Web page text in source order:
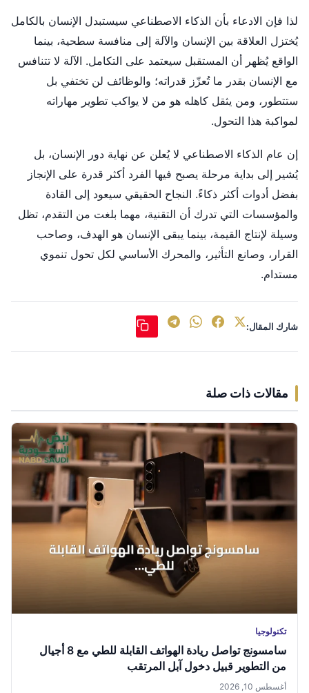
لذا فإن الادعاء بأن الذكاء الاصطناعي سيستبدل الإنسان بالكامل
يُختزل العلاقة بين الإنسان والآلة إلى منافسة سطحية، بينما
الواقع يُظهر أن المستقبل سيعتمد على التكامل. الآلة لا تتنافس
مع الإنسان بقدر ما تُعزّز قدراته؛ والوظائف لن تختفي بل
ستتطور، ومن يثقل كاهله هو من لا يواكب تطوير مهاراته
لمواكبة هذا التحول.
إن عام الذكاء الاصطناعي لا يُعلن عن نهاية دور الإنسان، بل
يُشير إلى بداية مرحلة يصبح فيها الفرد أكثر قدرة على الإنجاز
بفضل أدوات أكثر ذكاءً. النجاح الحقيقي سيعود إلى القادة
والمؤسسات التي تدرك أن التقنية، مهما بلغت من التقدم، تظل
وسيلة لإنتاج القيمة، بينما يبقى الإنسان هو الهدف، وصاحب
القرار، وصانع التأثير، والمحرك الأساسي لكل تحول تنموي
مستدام.
شارك المقال:
مقالات ذات صلة
تكنولوجيا
سامسونج تواصل ريادة الهواتف القابلة للطي مع 8 أجيال
من التطوير قبيل دخول آبل المرتقب
أغسطس 10, 2026